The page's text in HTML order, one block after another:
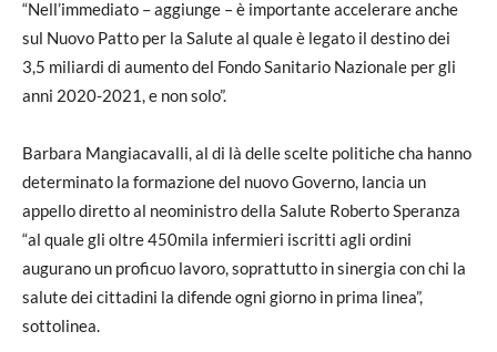
“Nell’immediato – aggiunge – è importante accelerare anche
sul Nuovo Patto per la Salute al quale è legato il destino dei
3,5 miliardi di aumento del Fondo Sanitario Nazionale per gli
anni 2020-2021, e non solo”.
Barbara Mangiacavalli, al di là delle scelte politiche cha hanno
determinato la formazione del nuovo Governo, lancia un
appello diretto al neoministro della Salute Roberto Speranza
“al quale gli oltre 450mila infermieri iscritti agli ordini
augurano un proficuo lavoro, soprattutto in sinergia con chi la
salute dei cittadini la difende ogni giorno in prima linea”,
sottolinea.